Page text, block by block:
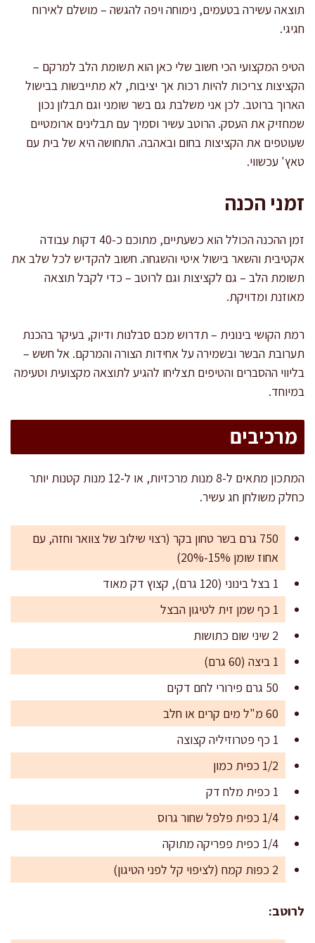
תוצאה עשירה בטעמים, נימוחה ויפה להגשה – מושלם לאירוח
חגיגי.
הטיפ המקצועי הכי חשוב שלי כאן הוא תשומת הלב למרקם –
הקציצות צריכות להיות רכות אך יציבות, לא מתייבשות בבישול
הארוך ברוטב. לכן אני משלבת גם בשר שומני וגם תבלון נכון
שמחזיק את העסק. הרוטב עשיר וסמיך עם תבלינים ארומטיים
שעוטפים את הקציצות בחום ובאהבה. התחושה היא של בית עם
טאץ' עכשווי.
זמני הכנה
זמן ההכנה הכולל הוא כשעתיים, מתוכם כ-40 דקות עבודה
אקטיבית והשאר בישול איטי והשגחה. חשוב להקדיש לכל שלב את
תשומת הלב – גם לקציצות וגם לרוטב – כדי לקבל תוצאה
מאוזנת ומדויקת.
רמת הקושי בינונית – תדרוש מכם סבלנות ודיוק, בעיקר בהכנת
תערובת הבשר ובשמירה על אחידות הצורה והמרקם. אל חשש –
בליווי ההסברים והטיפים תצליחו להגיע לתוצאה מקצועית וטעימה
במיוחד.
מרכיבים
המתכון מתאים ל-8 מנות מרכזיות, או ל-12 מנות קטנות יותר
כחלק משולחן חג עשיר.
750 גרם בשר טחון בקר (רצוי שילוב של צוואר וחזה, עם
אחוז שומן 15%-20%)
1 בצל בינוני (120 גרם), קצוץ דק מאוד
1 כף שמן זית לטיגון הבצל
2 שיני שום כתושות
1 ביצה (60 גרם)
50 גרם פירורי לחם דקים
60 מ"ל מים קרים או חלב
1 כף פטרוזיליה קצוצה
1/2 כפית כמון
1 כפית מלח דק
1/4 כפית פלפל שחור גרוס
1/4 כפית פפריקה מתוקה
2 כפות קמח (לציפוי קל לפני הטיגון)
לרוטב: